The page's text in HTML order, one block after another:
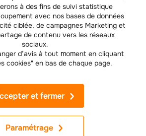
à des fins de suivi statistique
avec nos bases de données
ciblée, de campagnes Marketing et
de contenu vers les réseaux
sociaux.
d’avis à tout moment en cliquant
cookies" en bas de chaque page.
Paramétrage
et fermer
aux besoins exprimés par les aidants
lorsqu’ils font le choix de s’engager auprès
de travailler pour s’occuper d’un parent.
aides existantes pour les aidants familiaux
solutions mises en place par les assureurs, à
dépendance.
peut vous rémunérer lorsqu’elle perçoit :